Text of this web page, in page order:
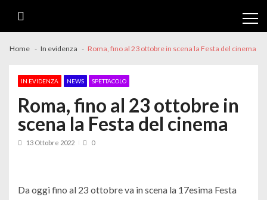
Home In evidenza Roma, fino al 23 ottobre in scena la Festa del cinema
IN EVIDENZA NEWS SPETTACOLO
Roma, fino al 23 ottobre in
scena la Festa del cinema
13 Ottobre 2022 0
Da oggi fino al 23 ottobre va in scena la 17esima Festa